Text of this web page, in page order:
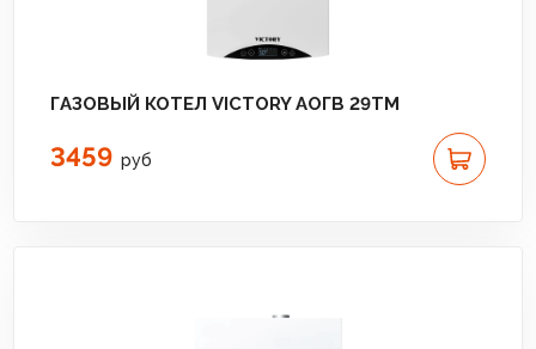
ГАЗОВЫЙ КОТЕЛ VICTORY АОГВ 29TM
3459 руб